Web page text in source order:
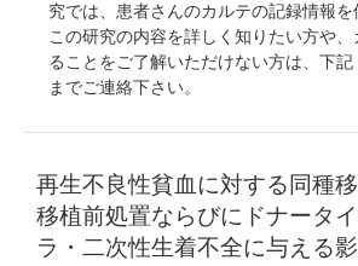
究では、患者さんのカルテの記録情報を
この研究の内容を詳しく知りたい方や
ることをご了解いただけない方は、下記
までご連絡下さい。
再生不良性貧血に対する同種移
移植前処置ならびにドナータ
ラ・二次性生着不全に与える